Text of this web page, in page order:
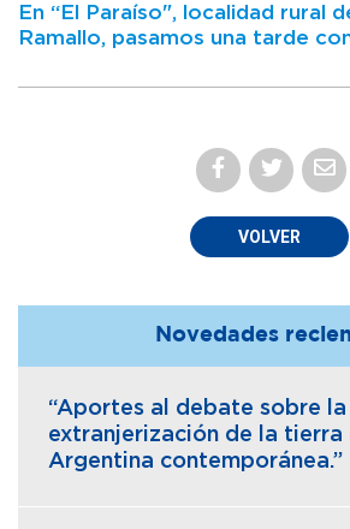
En “El Paraíso", localidad rural
Ramallo, pasamos una tarde
VOLVER
Novedades
“Aportes al debate sobre la
extranjerización de la tierra
Argentina contemporánea.”